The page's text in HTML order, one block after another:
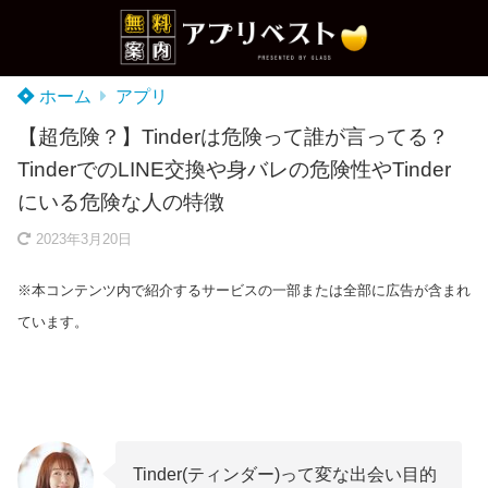
ホーム アプリ
【超危険？】Tinderは危険って誰が言ってる？
TinderでのLINE交換や身バレの危険性やTinder
にいる危険な人の特徴
2023年3月20日
※本コンテンツ内で紹介するサービスの一部または全部に広告が含まれ
ています。
Tinder(ティンダー)って変な出会い目的